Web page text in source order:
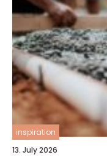
inspiration
13. July 2026